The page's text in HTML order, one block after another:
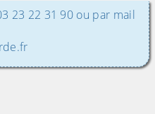
23 22 31 90 ou par mail